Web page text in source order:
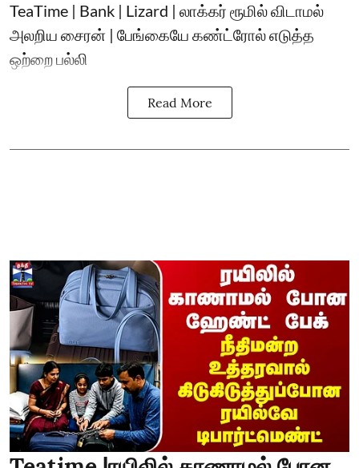
TeaTime | Bank | Lizard | லாக்கர் ரூமில் விடாமல்
அலறிய சைரன் | பேங்கையே கண்ட்ரோல் எடுத்த
ஒற்றை பல்லி
Read More